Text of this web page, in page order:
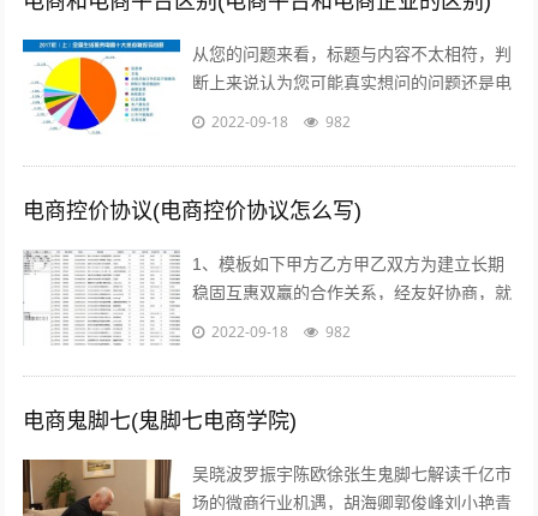
从您的问题来看，标题与内容不太相符，判
断上来说认为您可能真实想问的问题还是电
商真的挣钱吗能挣多少美容的行业怎么样在
2022-09-18 982
电商控价协议(电商控价协议怎么写)
1、模板如下甲方乙方甲乙双方为建立长期
稳固互惠双赢的合作关系，经友好协商，就
具体合作事宜达成如下协议一合作期限，本
2022-09-18 982
电商鬼脚七(鬼脚七电商学院)
吴晓波罗振宇陈欧徐张生鬼脚七解读千亿市
场的微商行业机遇，胡海卿郭俊峰刘小艳青